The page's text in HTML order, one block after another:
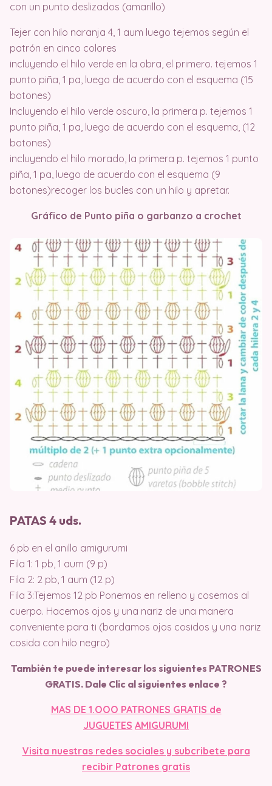
con un punto deslizados (amarillo)
Tejer con hilo naranja 4, 1 aum luego tejemos según el
patrón en cinco colores
incluyendo el hilo verde en la obra, el primero. tejemos 1
punto piña, 1 pa, luego de acuerdo con el esquema (15
botones)
Incluyendo el hilo verde oscuro, la primera p. tejemos 1
punto piña, 1 pa, luego de acuerdo con el esquema, (12
botones)
incluyendo el hilo morado, la primera p. tejemos 1 punto
piña, 1 pa, luego de acuerdo con el esquema (9
botones)recoger los bucles con un hilo y apretar.
Gráfico de Punto piña o garbanzo a crochet
PATAS 4 uds.
6 pb en el anillo amigurumi
Fila 1: 1 pb, 1 aum (9 p)
Fila 2: 2 pb, 1 aum (12 p)
Fila 3:Tejemos 12 pb Ponemos en relleno y cosemos al
cuerpo. Hacemos ojos y una nariz de una manera
conveniente para ti (bordamos ojos cosidos y una nariz
cosida con hilo negro)
También te puede interesar los siguientes PATRONES
GRATIS. Dale Clic al siguientes enlace ?
MAS DE 1.OOO PATRONES GRATIS de
JUGUETES AMIGURUMI
Visita nuestras redes sociales y subcribete para
recibir Patrones gratis